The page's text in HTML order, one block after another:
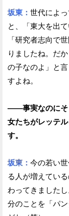
坂東： 世代によ
と、「東大を出
「研究者志向で
りましたね。だ
の子なのよ」と
すよね。
——事実なのにそ
女たちがレッテ
す。
坂東： 今の若い
る人が増えてい
わってきました
分のことを「パ